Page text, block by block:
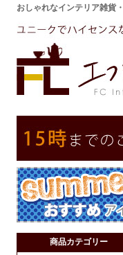
おしゃれなインテリア雑貨
商品カテゴリー